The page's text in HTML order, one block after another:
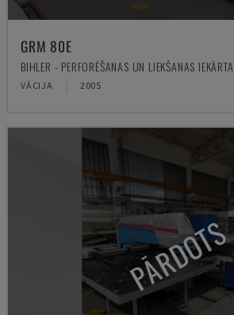
GRM 80E
BIHLER - PERFORĒŠANAS UN LIEKŠANAS IEKĀRTA
VĀCIJA 2005
PĀRDOTS